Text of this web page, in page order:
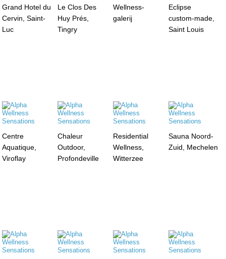
Grand Hotel du
Cervin, Saint-
Luc
Le Clos Des
Huy Prés,
Tingry
Wellness-
galerij
Eclipse
custom-made,
Saint Louis
Centre
Aquatique,
Viroflay
Chaleur
Outdoor,
Profondeville
Residential
Wellness,
Witterzee
Sauna Noord-
Zuid, Mechelen